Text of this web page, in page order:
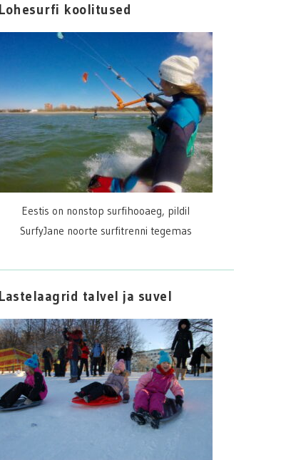
Lohesurfi koolitused
Eestis on nonstop surfihooaeg, pildil
SurfyJane noorte surfitrenni tegemas
Lastelaagrid talvel ja suvel